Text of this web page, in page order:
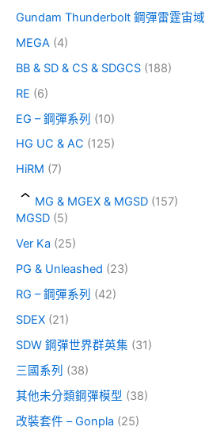
Gundam Thunderbolt 鋼彈雷霆宙域
MEGA (4)
BB & SD & CS & SDGCS (188)
RE (6)
EG – 鋼彈系列 (10)
HG UC & AC (125)
HiRM (7)
MG & MGEX & MGSD (157)
MGSD (5)
Ver Ka (25)
PG & Unleashed (23)
RG – 鋼彈系列 (42)
SDEX (21)
SDW 鋼彈世界群英集 (31)
三國系列 (38)
其他未分類鋼彈模型 (38)
改裝套件 – Gonpla (25)